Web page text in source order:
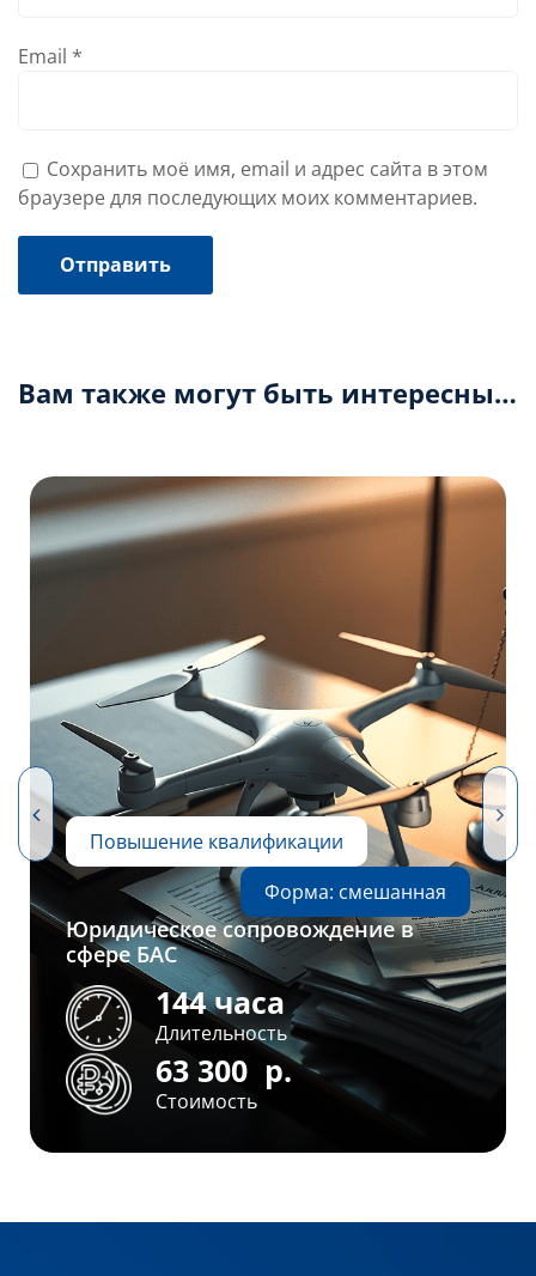
Email *
Сохранить моё имя, email и адрес сайта в этом
браузере для последующих моих комментариев.
Вам также могут быть интересны…
Повышение квалификации
Форма: смешанная
Юридическое сопровождение в
сфере БАС
144 часа
Длительность
63 300 р.
Стоимость